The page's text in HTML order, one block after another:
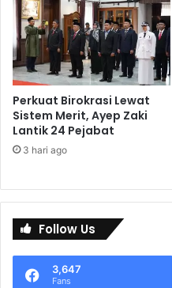
Perkuat Birokrasi Lewat
Sistem Merit, Ayep Zaki
Lantik 24 Pejabat
3 hari ago
Follow Us
3,647
Fans